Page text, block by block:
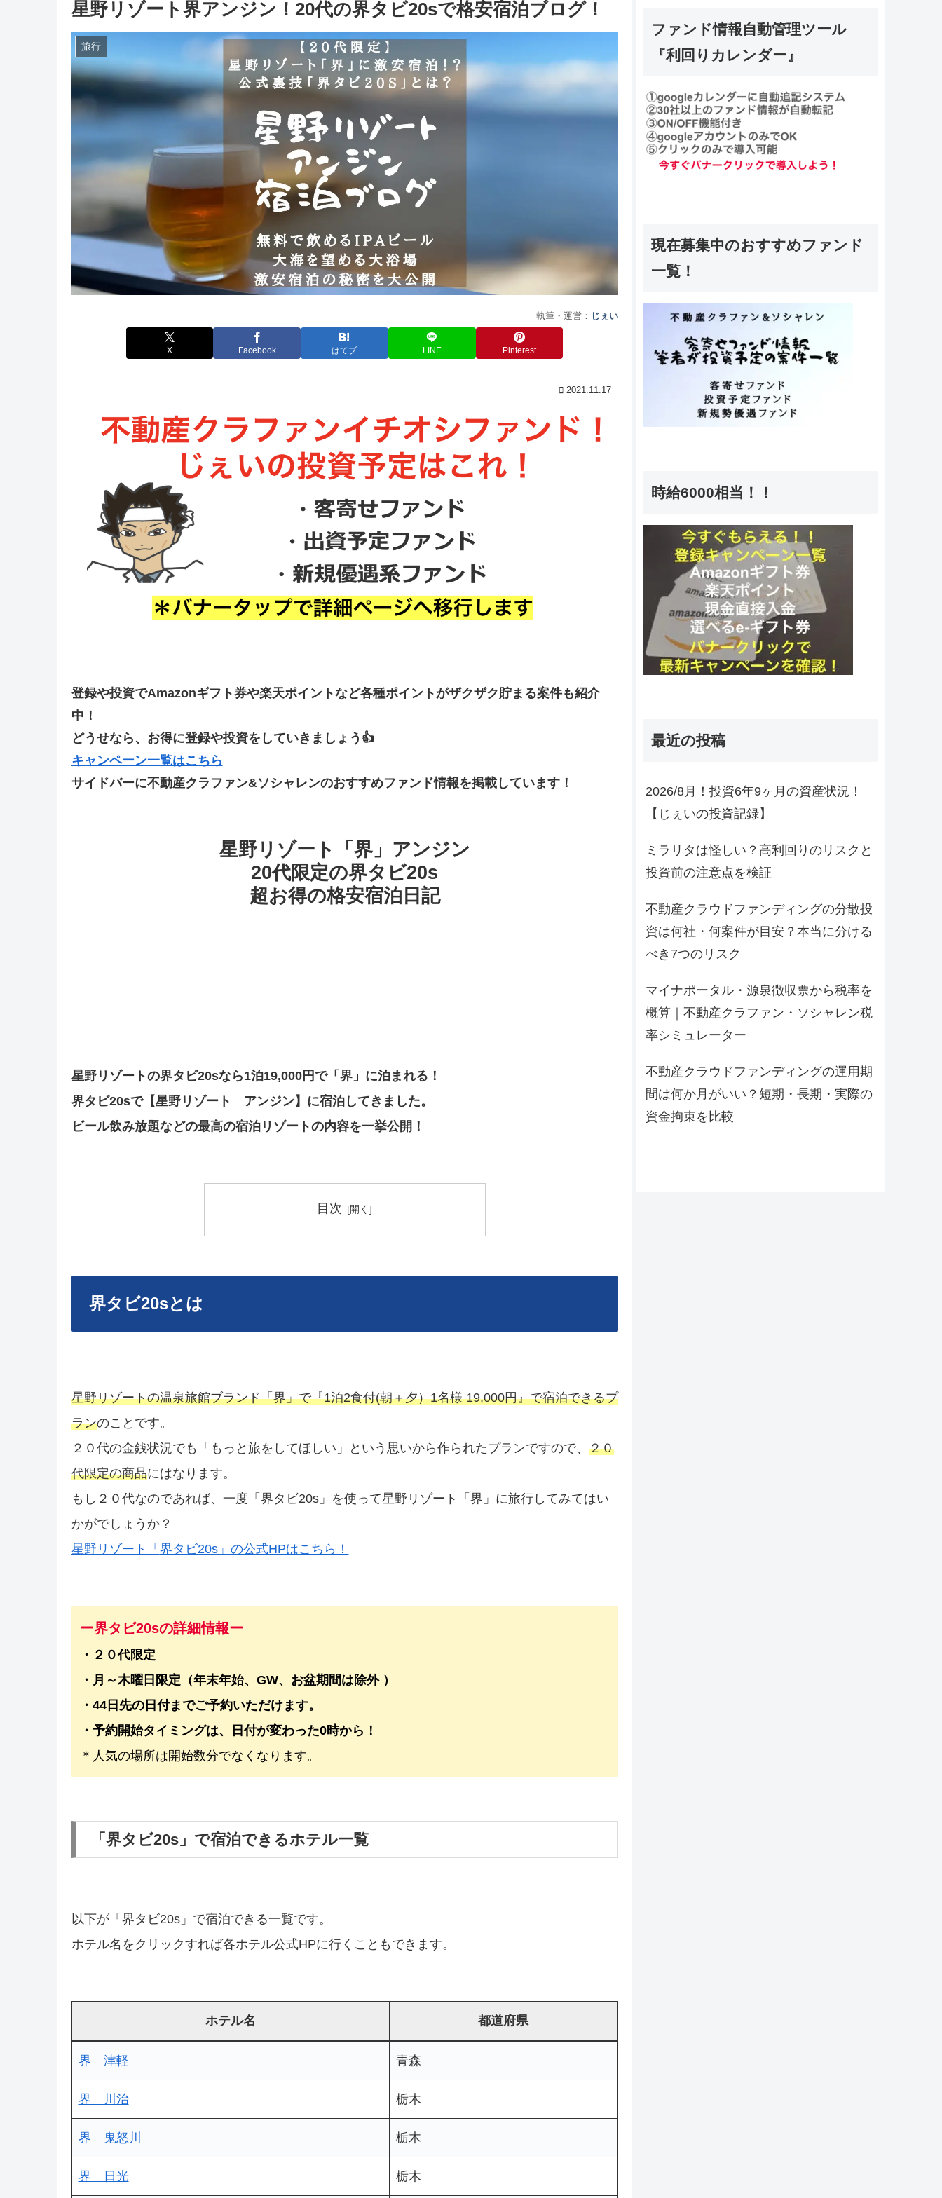
星野リゾート界アンジン！20代の界タビ20sで格安宿泊ブログ！
旅行
執筆・運営： じぇい
X Facebook はてブ LINE Pinterest
2021.11.17
登録や投資でAmazonギフト券や楽天ポイントなど各種ポイントがザクザク貯まる案件も紹介
中！
どうせなら、お得に登録や投資をしていきましょう👍
キャンペーン一覧はこちら
サイドバーに不動産クラファン&ソシャレンのおすすめファンド情報を掲載しています！
星野リゾート「界」アンジン
20代限定の界タビ20s
超お得の格安宿泊日記
星野リゾートの界タビ20sなら1泊19,000円で「界」に泊まれる！
界タビ20sで【星野リゾート アンジン】に宿泊してきました。
ビール飲み放題などの最高の宿泊リゾートの内容を一挙公開！
目次
界タビ20sとは
星野リゾートの温泉旅館ブランド「界」で『1泊2食付(朝＋夕）1名様 19,000円』で宿泊できるプ
ランのことです。
２０代の金銭状況でも「もっと旅をしてほしい」という思いから作られたプランですので、 ２０
代限定の商品にはなります。
もし２０代なのであれば、一度「 界タビ20s」を使って星野リゾート「界」に旅行してみてはい
かがでしょうか？
星野リゾート「 界タビ20s」の公式HPはこちら！
ー界タビ20sの詳細情報ー
・２０代限定
・月～木曜日限定（年末年始、GW、お盆期間は除外 ）
・44日先の日付までご予約いただけます。
・予約開始タイミングは、日付が変わった0時から！
＊人気の場所は開始数分でなくなります。
「界タビ20s」で宿泊できるホテル一覧
以下が「 界タビ20s」で宿泊できる一覧です。
ホテル名をクリックすれば各ホテル公式HPに行くこともできます。
ホテル名 都道府県
界 津軽 青森
界 川治 栃木
界 鬼怒川 栃木
界 日光 栃木
ファンド情報自動管理ツール
『利回りカレンダー』
現在募集中のおすすめファンド
一覧！
時給6000相当！！
最近の投稿
2026/8月！投資6年9ヶ月の資産状況！
【じぇいの投資記録】
ミラリタは怪しい？高利回りのリスクと
投資前の注意点を検証
不動産クラウドファンディングの分散投
資は何社・何案件が目安？本当に分ける
べき7つのリスク
マイナポータル・源泉徴収票から税率を
概算｜不動産クラファン・ソシャレン税
率シミュレーター
不動産クラウドファンディングの運用期
間は何か月がいい？短期・長期・実際の
資金拘束を比較